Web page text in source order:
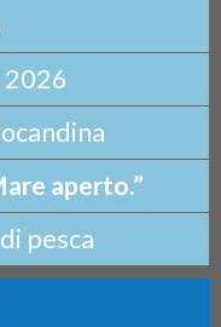
2026
aperto.”
pesca